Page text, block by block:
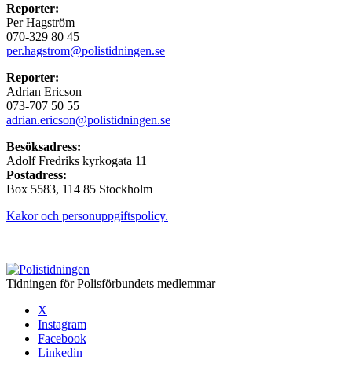
Reporter:
Per Hagström
070-329 80 45
per.hagstrom@polistidningen.se
Reporter:
Adrian Ericson
073-707 50 55
adrian.ericson@polistidningen.se
Besöksadress:
Adolf Fredriks kyrkogata 11
Postadress:
Box 5583, 114 85 Stockholm
Kakor och personuppgiftspolicy.
Tidningen för Polisförbundets medlemmar
X
Instagram
Facebook
Linkedin